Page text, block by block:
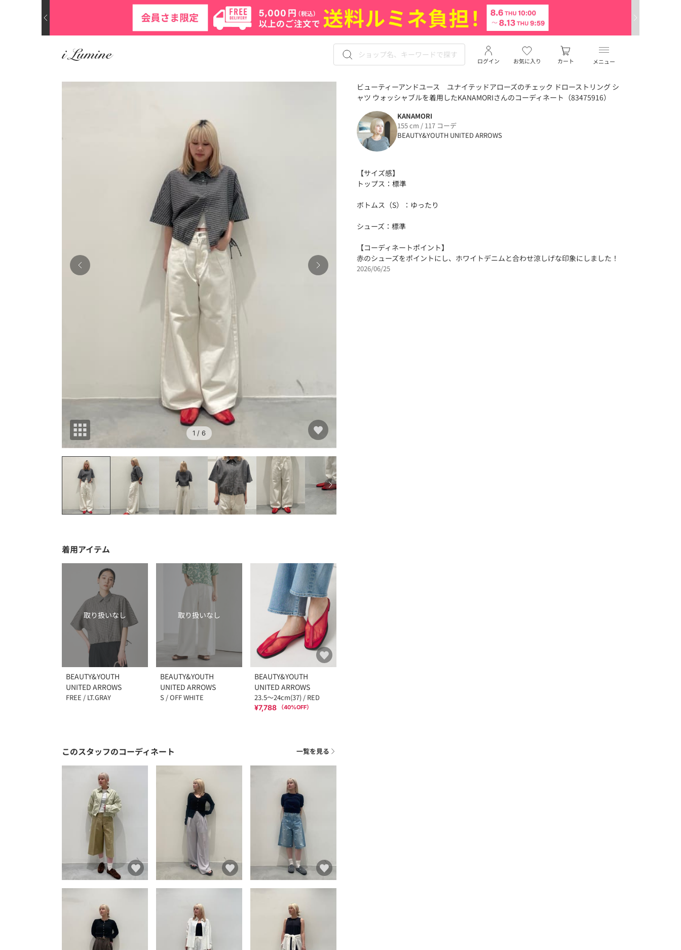
メニュー
お気に入り
ログイン カート
1 / 6
ビューティーアンドユース ユナイテッドアローズのチェック ドローストリング シ
ャツ ウォッシャブルを着用したKANAMORIさんのコーディネート（83475916）
KANAMORI
155 cm / 117 コーデ
BEAUTY&YOUTH UNITED ARROWS
【サイズ感】
トップス：標準
ボトムス（S）：ゆったり
シューズ：標準
【コーディネートポイント】
赤のシューズをポイントにし、ホワイトデニムと合わせ涼しげな印象にしました！
2026/06/25
着用アイテム
取り扱いなし
BEAUTY&YOUTH
UNITED ARROWS
FREE / LT.GRAY
取り扱いなし
BEAUTY&YOUTH
UNITED ARROWS
S / OFF WHITE
BEAUTY&YOUTH
UNITED ARROWS
23.5～24cm(37) / RED
¥7,788 （40%OFF）
このスタッフのコーディネート 一覧を見る